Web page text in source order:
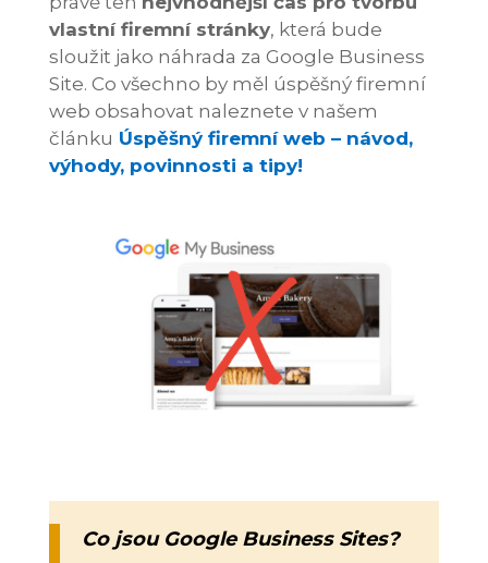
vlastní firemní stránky, která bude
sloužit jako náhrada za Google Business
Site. Co všechno by měl úspěšný firemní
web obsahovat naleznete v našem
článku Úspěšný firemní web – návod,
výhody, povinnosti a tipy!
Co jsou Google Business Sites?